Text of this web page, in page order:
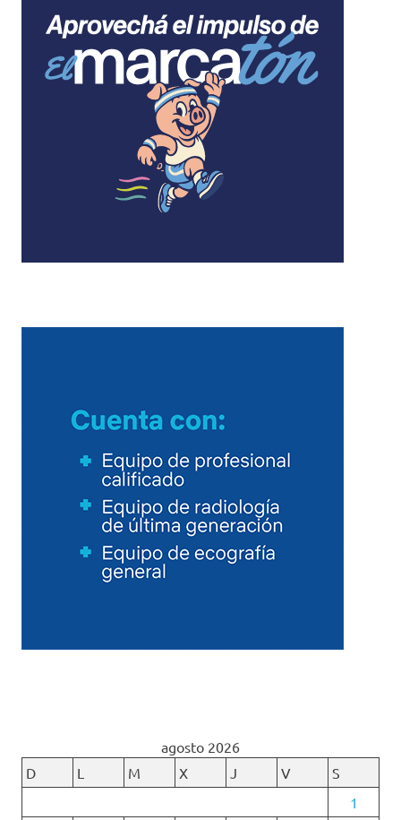
agosto 2026
D
L M X J V
S
1